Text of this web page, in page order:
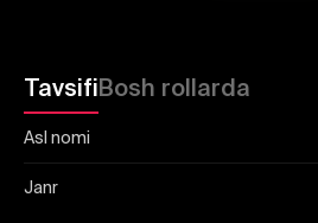
TavsifiBosh rollarda
Asl nomi
Janr